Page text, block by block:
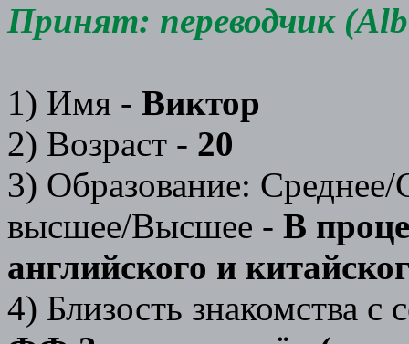
Принят: переводчик
1) Имя - Виктор
2) Возраст - 20
3) Образование:
высшее/Высшее - В
английского и
4) Близость знакомства